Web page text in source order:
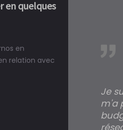
en quelques
en
relation avec
piscine est bien
Je
m'a